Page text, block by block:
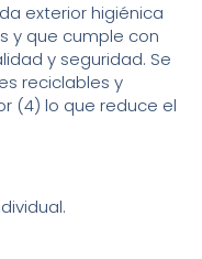
exterior higiénica
y que cumple con
y seguridad. Se
reciclables y
(4) lo que reduce el